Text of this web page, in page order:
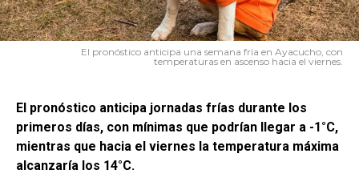
El pronóstico anticipa una semana fría en Ayacucho, con
temperaturas en ascenso hacia el viernes.
El pronóstico anticipa jornadas frías durante los
primeros días, con mínimas que podrían llegar a -1°C,
mientras que hacia el viernes la temperatura máxima
alcanzaría los 14°C.